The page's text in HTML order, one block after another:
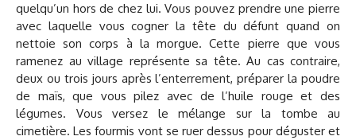
quelqu’un hors de chez lui. Vous pouvez prendre une pierre
avec laquelle vous cogner la tête du défunt quand on
nettoie son corps à la morgue. Cette pierre que vous
ramenez au village représente sa tête. Au cas contraire,
deux ou trois jours après l’enterrement, préparer la poudre
de maïs, que vous pilez avec de l’huile rouge et des
légumes. Vous versez le mélange sur la tombe au
cimetière. Les fourmis vont se ruer dessus pour déguster et